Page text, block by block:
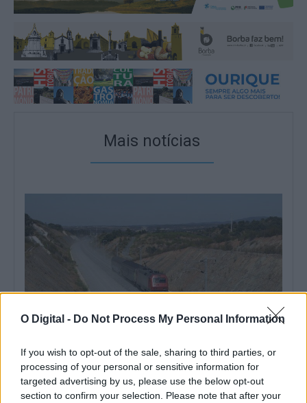
O Digital - Do Not Process My Personal Information
If you wish to opt-out of the sale, sharing to third parties, or
processing of your personal or sensitive information for
targeted advertising by us, please use the below opt-out
section to confirm your selection. Please note that after your
Mais notícias
O comboio já circula na Linha Évora/Caia, mas ainda em testes
(c/fotos)
Os primeiros ensaios da ligação ferroviária entre Évora e Caia